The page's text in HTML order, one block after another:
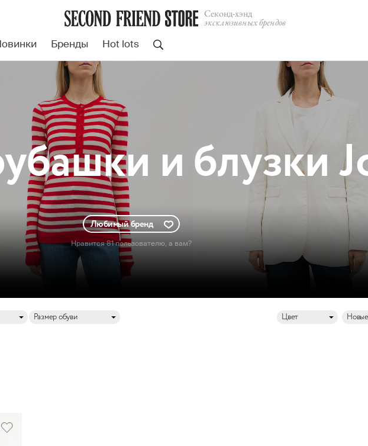
Cеконд-хэнд
эксклюзивных брендов
Бренды Hot lots
и блузки
Любимый бренд
Нравится 81 пользователю, а вам?
Размер обуви Цвет